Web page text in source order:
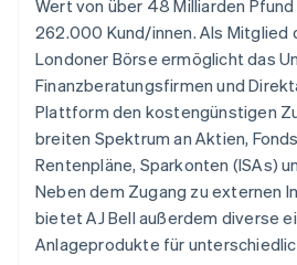
Betrugsprävention
Atlas
Start-up-Gründung
Climate
CO₂-Entnahme
Identity
Online-Identitätsprüfung
Ecosystem
Partner
Stripe App-
Wert von über 48 Milliarden
262.000 Kund/innen. Als Mitglied
Londoner Börse ermöglicht das
Finanzberatungsfirmen und
Plattform den kostengünstigen
breiten Spektrum an Aktien,
Rentenpläne, Sparkonten (ISAs)
Neben dem Zugang zu externen
bietet AJ Bell außerdem diverse
Anlageprodukte für